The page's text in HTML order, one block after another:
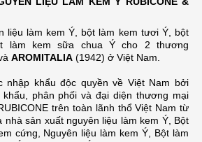
liệu làm kem Ý, bột làm kem tươi Ý, bột
làm kem sữa chua Ý cho 2 thương
AROMITALIA (1942) ở Việt Nam.
nhập khẩu độc quyền về Việt Nam bởi
khẩu, phân phối và đại diện thương mại
trên toàn lãnh thổ Việt Nam từ
nhà sản xuất nguyên liệu làm kem Ý, Bột
cứng, Nguyên liệu làm kem Ý, Bột làm